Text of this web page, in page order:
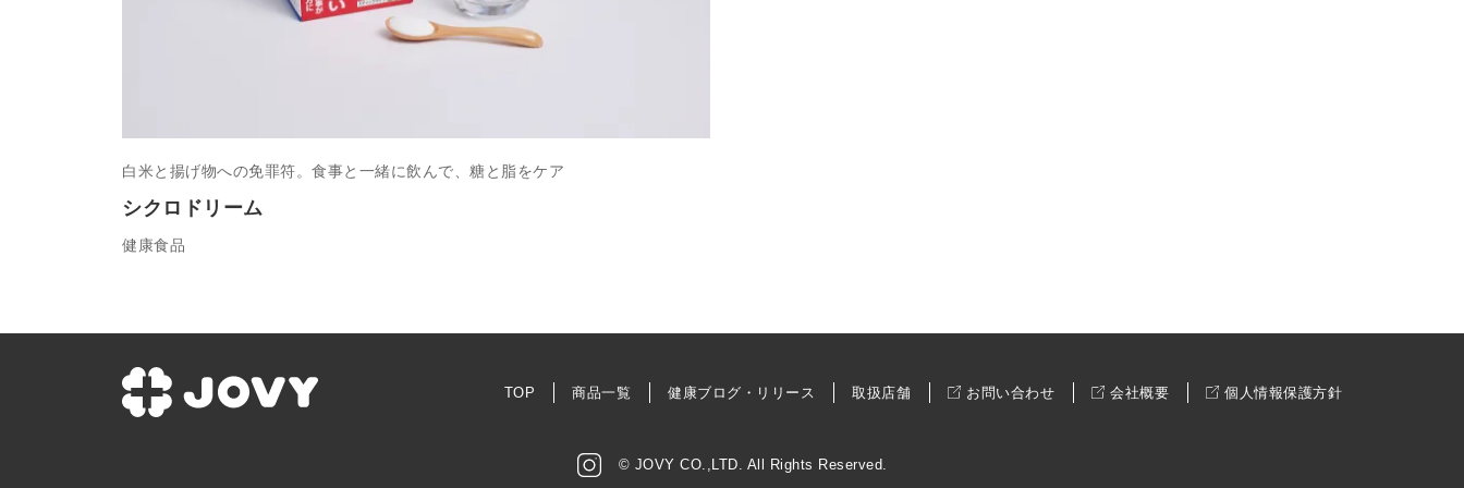
シクロドリーム
白米と揚げ物への免罪符。食事と一緒に飲んで、糖と脂をケア
健康食品
TOP 商品一覧 健康ブログ・リリース 取扱店舗 お問い合わせ 会社概要 個人情報保護方針
© JOVY CO.,LTD. All Rights Reserved.